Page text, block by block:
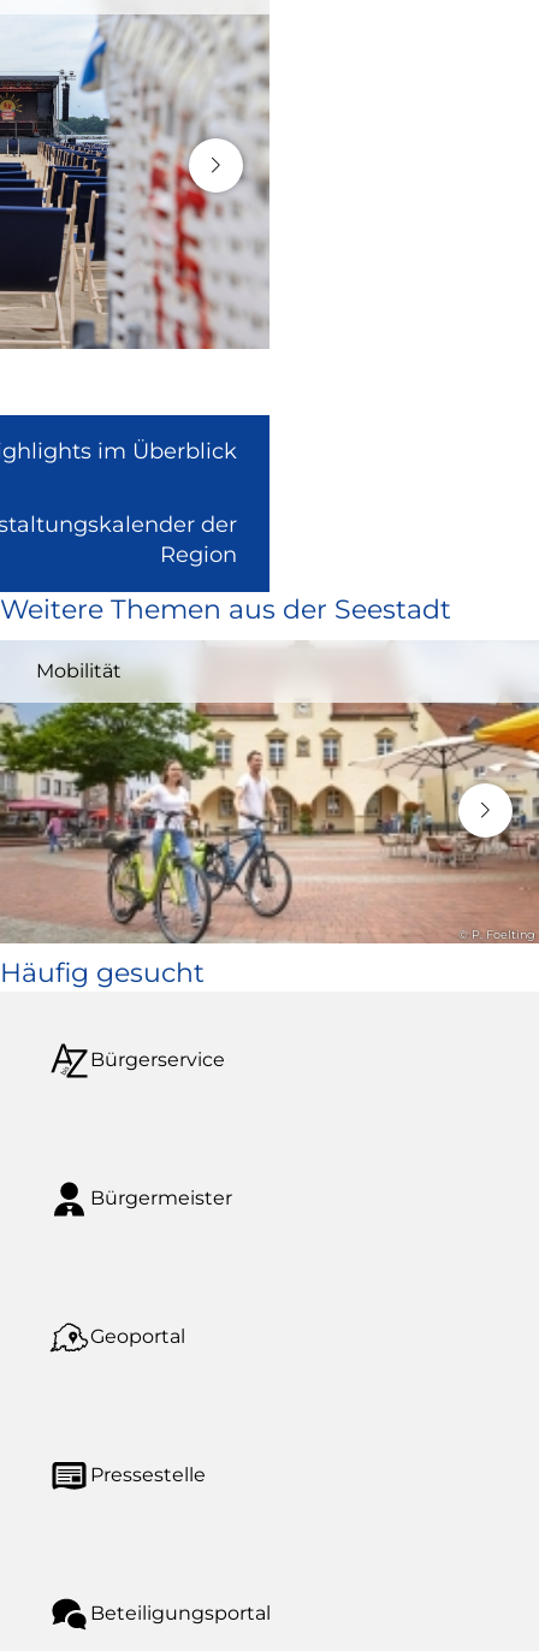
im Überblick
der
Region
extern
und
in
neuem
Fenster)
Weitere Themen aus der Seestadt
Mobilität
© P. Foelting
Häufig gesucht
Bürgerservice
Bürgermeister
Geoportal
Pressestelle
Beteiligungsportal